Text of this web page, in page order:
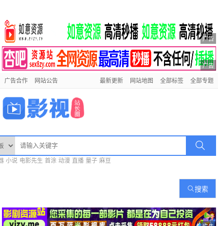
广告
广告
广告合作 网站公告 最新更新 网站地图 全部标签 全部专题
小说 电影先生 首涂 动漫 直播 量子 麻豆
搜索